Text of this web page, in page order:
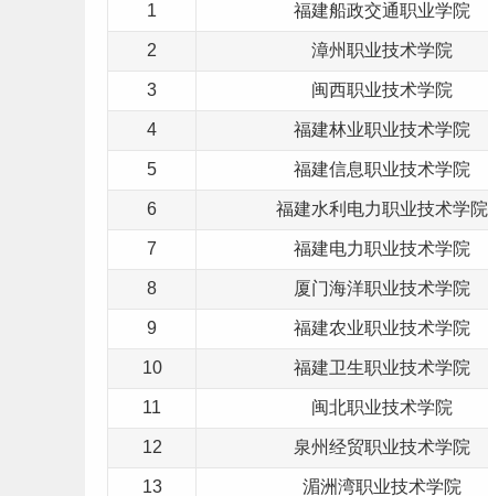
1 福建船政交通职业学院
2 漳州职业技术学院
3 闽西职业技术学院
4 福建林业职业技术学院
5 福建信息职业技术学院
6 福建水利电力职业技术学院
7 福建电力职业技术学院
8 厦门海洋职业技术学院
9 福建农业职业技术学院
10 福建卫生职业技术学院
11 闽北职业技术学院
12 泉州经贸职业技术学院
13 湄洲湾职业技术学院